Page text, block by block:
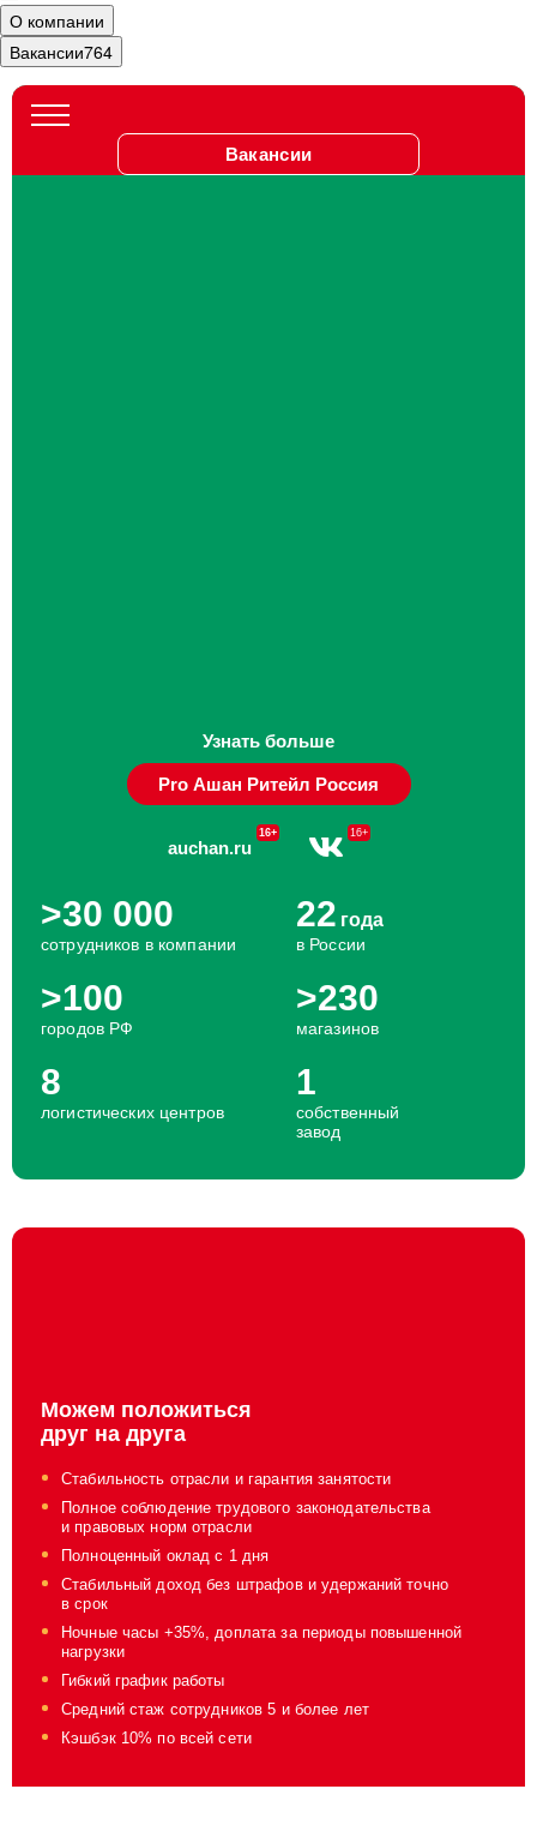
О компании
Вакансии764
Вакансии
Узнать больше
Pro Ашан Ритейл Россия
auchan.ru
16+ 16+
>30 000
сотрудников в компании
22 года
в России
>100
городов РФ
>230
магазинов
8
логистических центров
1
собственный
завод
Можем положиться
друг на друга
Стабильность отрасли и гарантия занятости
Полное соблюдение трудового законодательства
и правовых норм отрасли
Полноценный окладс 1 дня
Стабильный доход без штрафов и удержаний точно
в срок
Ночные часы +35%, доплата за периоды повышенной
нагрузки
Гибкий график работы
Средний стаж сотрудников 5 и более лет
Кэшбэк 10% по всейсети